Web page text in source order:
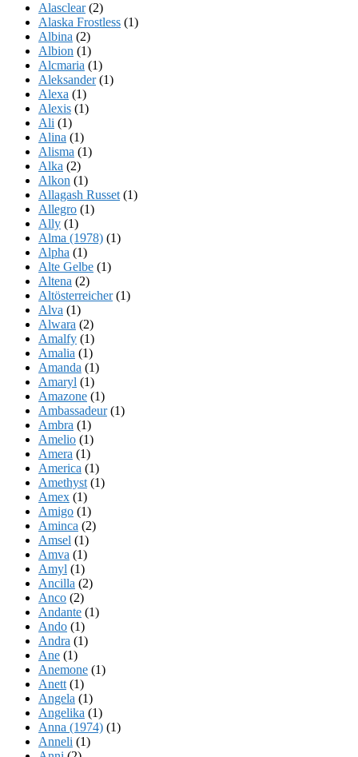
Alasclear(2)
Alaska Frostless (1)
Albina (2)
Albion (1)
Alcmaria (1)
Aleksander(1)
Alexa (1)
Alexis (1)
Ali (1)
Alina (1)
Alisma (1)
Alka (2)
Alkon (1)
Allagash Russet (1)
Allegro (1)
Ally (1)
Alma (1978) (1)
Alpha (1)
Alte Gelbe (1)
Altena (2)
Altösterreicher(1)
Alva (1)
Alwara (2)
Amalfy (1)
Amalia (1)
Amanda (1)
Amaryl (1)
Amazone (1)
Ambassadeur(1)
Ambra (1)
Amelio (1)
Amera (1)
America (1)
Amethyst (1)
Amex (1)
Amigo (1)
Aminca (2)
Amsel (1)
Amva (1)
Amyl (1)
Ancilla (2)
Anco (2)
Andante (1)
Ando (1)
Andra (1)
Ane (1)
Anemone (1)
Anett (1)
Angela (1)
Angelika (1)
Anna (1974) (1)
Anneli (1)